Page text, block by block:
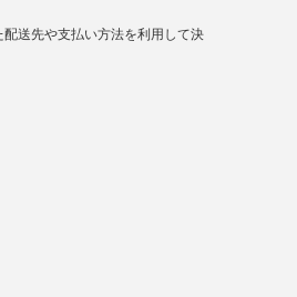
送先や支払い方法を利用して決